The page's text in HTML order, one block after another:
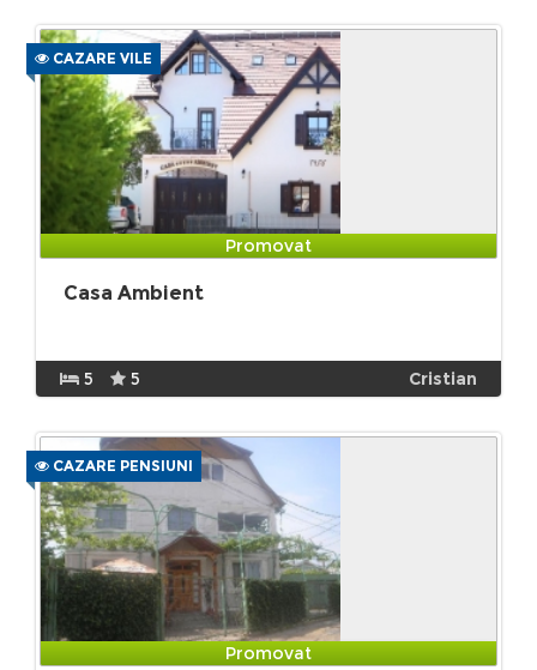
CAZARE VILE
Promovat
Casa Ambient
5 5 Cristian
CAZARE PENSIUNI
Promovat